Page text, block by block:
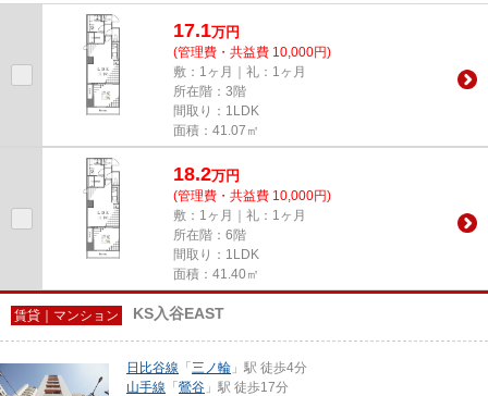
17.1万円
(管理費・共益費 10,000円)
敷：1ヶ月｜礼：1ヶ月
所在階：3階
間取り：1LDK
面積：41.07㎡
18.2万円
(管理費・共益費 10,000円)
敷：1ヶ月｜礼：1ヶ月
所在階：6階
間取り：1LDK
面積：41.40㎡
賃貸｜マンション KS入谷EAST
日比谷線 「 三ノ輪 」駅 徒歩4分
山手線 「 鶯谷 」駅 徒歩17分